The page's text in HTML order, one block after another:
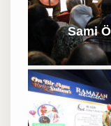
Sami